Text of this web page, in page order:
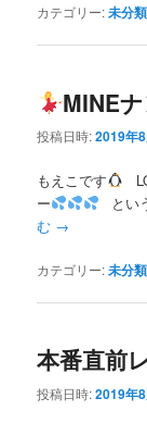
カテゴリー:未分類
MINE
投稿日時:2019年
もえこです
ー
とい
む →
カテゴリー:未分類
本番直前
投稿日時:2019年